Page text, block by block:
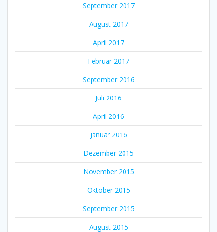
September 2017
August 2017
April 2017
Februar 2017
September 2016
Juli 2016
April 2016
Januar 2016
Dezember 2015
November 2015
Oktober 2015
September 2015
August 2015